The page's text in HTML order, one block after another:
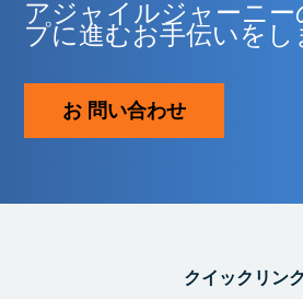
アジャイルジャーニー
プに進むお手伝いをし
お 問い合わせ
クイックリンク